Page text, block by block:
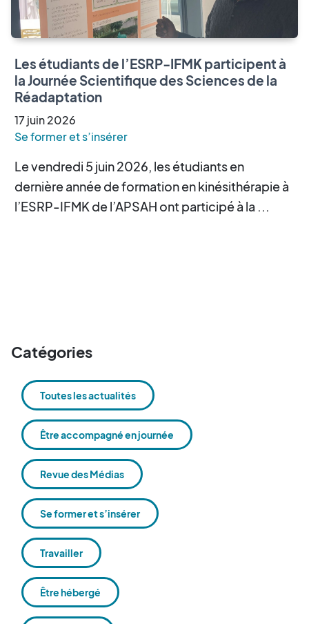
Les étudiants de l’ESRP-IFMK participent à
la Journée Scientifique des Sciences de la
Réadaptation
17juin2026
Se former et s’insérer
Le vendredi 5 juin 2026, les étudiants en
dernière année de formation en kinésithérapie à
l’ESRP-IFMK de l’APSAH ont participé à la ...
Catégories
Toutes les actualités
Être accompagné en journée
Revue des Médias
Se former et s’insérer
Travailler
Être hébergé